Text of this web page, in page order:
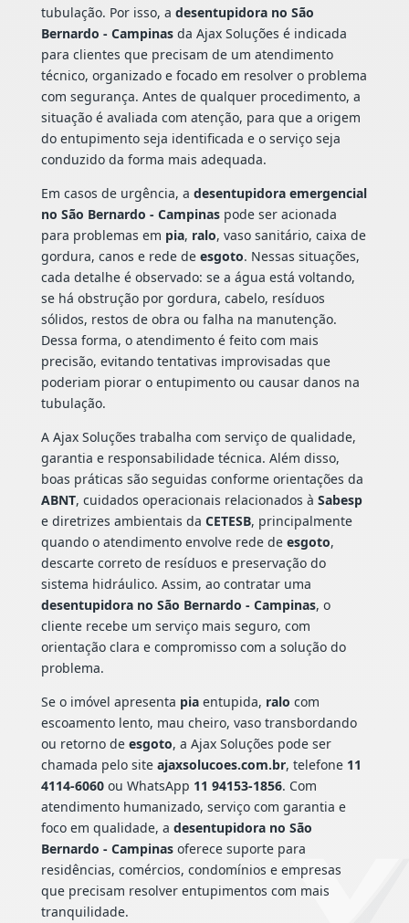
tubulação. Por isso, a desentupidora no São
Bernardo - Campinasda Ajax Soluções é indicada
para clientes que precisam de um atendimento
técnico, organizado e focado em resolver o problema
com segurança. Antes de qualquer procedimento, a
situação é avaliada com atenção, para que a origem
do entupimento seja identificada e o serviço seja
conduzido da forma mais adequada.
Em casos de urgência, a desentupidora emergencial
no São Bernardo - Campinaspode ser acionada
para problemas em pia, ralo, vaso sanitário, caixa de
gordura, canos e rede de esgoto. Nessas situações,
cada detalhe é observado: se a água está voltando,
se há obstrução por gordura, cabelo, resíduos
sólidos, restos de obra ou falha na manutenção.
Dessa forma, o atendimento é feito com mais
precisão, evitando tentativas improvisadas que
poderiam piorar o entupimento ou causar danos na
tubulação.
A Ajax Soluções trabalha com serviço de qualidade,
garantia e responsabilidade técnica. Além disso,
boas práticas são seguidas conforme orientações da
ABNT, cuidados operacionais relacionados à Sabesp
e diretrizes ambientais da CETESB, principalmente
quando o atendimento envolve rede de esgoto,
descarte correto de resíduos e preservação do
sistema hidráulico. Assim, ao contratar uma
desentupidora no São Bernardo - Campinas, o
cliente recebe um serviço mais seguro, com
orientação clara e compromisso com a solução do
problema.
Se o imóvel apresenta piaentupida, ralo com
escoamento lento, mau cheiro, vaso transbordando
ou retorno de esgoto, a Ajax Soluções pode ser
chamada pelo site ajaxsolucoes.com.br, telefone 11
4114-6060ou WhatsApp 11 94153-1856. Com
atendimento humanizado, serviço com garantia e
foco em qualidade, a desentupidora no São
Bernardo - Campinasoferece suporte para
residências, comércios, condomínios e empresas
que precisam resolver entupimentos com mais
tranquilidade.